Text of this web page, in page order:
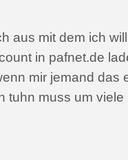
aus mit dem ich
in pafnet.de
mir jemand das
tuhn muss um